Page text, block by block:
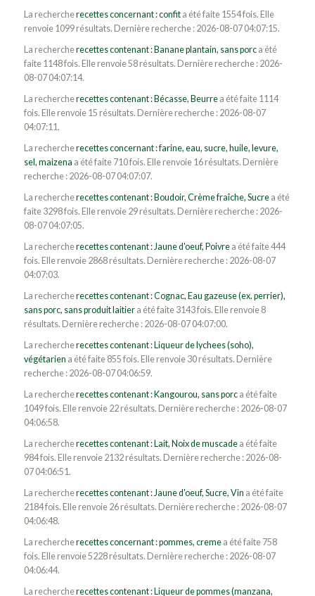
La rechercherecettes concernant : confita été faite 1554 fois. Elle
renvoie 1099 résultats. Dernière recherche : 2026-08-07 04:07:15.
La rechercherecettes contenant : Banane plantain, sans porca été
faite 1148 fois. Elle renvoie 58 résultats. Dernière recherche : 2026-
08-07 04:07:14.
La rechercherecettes contenant : Bécasse, Beurrea été faite 1114
fois. Elle renvoie 15 résultats. Dernière recherche : 2026-08-07
04:07:11.
La rechercherecettes concernant : farine, eau, sucre, huile, levure,
sel, maizena a été faite 710 fois. Elle renvoie 16 résultats. Dernière
recherche : 2026-08-07 04:07:07.
La rechercherecettes contenant : Boudoir, Crème fraîche, Sucrea été
faite 3298 fois. Elle renvoie 29 résultats. Dernière recherche : 2026-
08-07 04:07:05.
La rechercherecettes contenant : Jaune d'oeuf, Poivrea été faite 444
fois. Elle renvoie 2868 résultats. Dernière recherche : 2026-08-07
04:07:03.
La rechercherecettes contenant : Cognac, Eau gazeuse (ex. perrier),
sans porc, sans produit laitiera été faite 3143 fois. Elle renvoie 8
résultats. Dernière recherche : 2026-08-07 04:07:00.
La rechercherecettes contenant : Liqueur de lychees (soho),
végétarien a été faite 855 fois. Elle renvoie 30 résultats. Dernière
recherche : 2026-08-07 04:06:59.
La rechercherecettes contenant : Kangourou, sans porca été faite
1049 fois. Elle renvoie 22 résultats. Dernière recherche : 2026-08-07
04:06:58.
La rechercherecettes contenant : Lait, Noix de muscadea été faite
984 fois. Elle renvoie 2132 résultats. Dernière recherche : 2026-08-
07 04:06:51.
La rechercherecettes contenant : Jaune d'oeuf, Sucre, Vin a été faite
2184 fois. Elle renvoie 26 résultats. Dernière recherche : 2026-08-07
04:06:48.
La rechercherecettes concernant : pommes, cremea été faite 758
fois. Elle renvoie 5228 résultats. Dernière recherche : 2026-08-07
04:06:44.
La rechercherecettes contenant : Liqueur de pommes (manzana,